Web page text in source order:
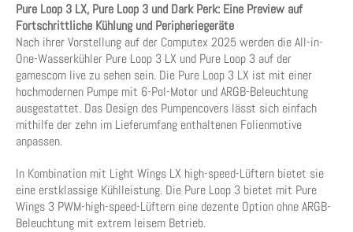
Pure Loop 3 LX, Pure Loop 3 und Dark Perk: Eine Preview auf
Fortschrittliche Kühlung und Peripheriegeräte
Nach ihrer Vorstellung auf der Computex 2025 werden die All-in-
One-Wasserkühler Pure Loop 3 LX und Pure Loop 3 auf der
gamescom live zu sehen sein. Die Pure Loop 3 LX ist mit einer
hochmodernen Pumpe mit 6-Pol-Motor und ARGB-Beleuchtung
ausgestattet. Das Design des Pumpencovers lässt sich einfach
mithilfe der zehn im Lieferumfang enthaltenen Folienmotive
anpassen.
In Kombination mit Light Wings LX high-speed-Lüftern bietet sie
eine erstklassige Kühlleistung. Die Pure Loop 3 bietet mit Pure
Wings 3 PWM-high-speed-Lüftern eine dezente Option ohne ARGB-
Beleuchtung mit extrem leisem Betrieb.